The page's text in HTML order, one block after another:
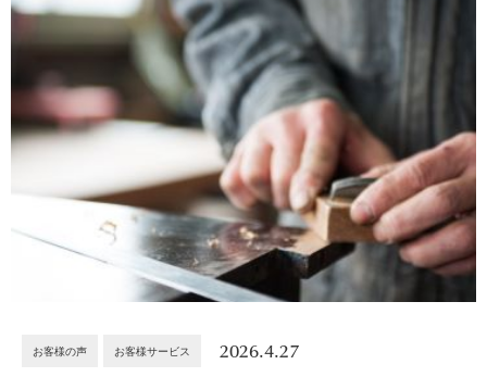
お客様の声 お客様サービス 2026.4.27